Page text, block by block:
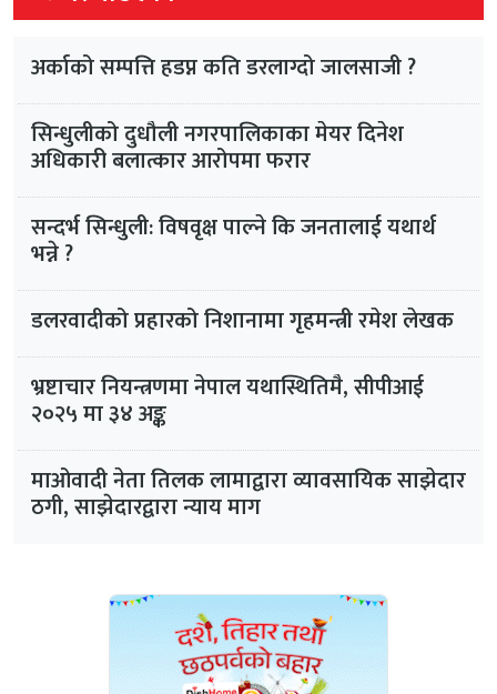
अर्काको सम्पत्ति हडप्न कति डरलाग्दो जालसाजी ?
सिन्धुलीको दुधौली नगरपालिकाका मेयर दिनेश
अधिकारी बलात्कार आरोपमा फरार
सन्दर्भ सिन्धुली: विषवृक्ष पाल्ने कि जनतालाई यथार्थ
भन्ने ?
डलरवादीको प्रहारको निशानामा गृहमन्त्री रमेश लेखक
भ्रष्टाचार नियन्त्रणमा नेपाल यथास्थितिमै, सीपीआई
२०२५ मा ३४ अङ्क
माओवादी नेता तिलक लामाद्वारा व्यावसायिक साझेदार
ठगी, साझेदारद्वारा न्याय माग